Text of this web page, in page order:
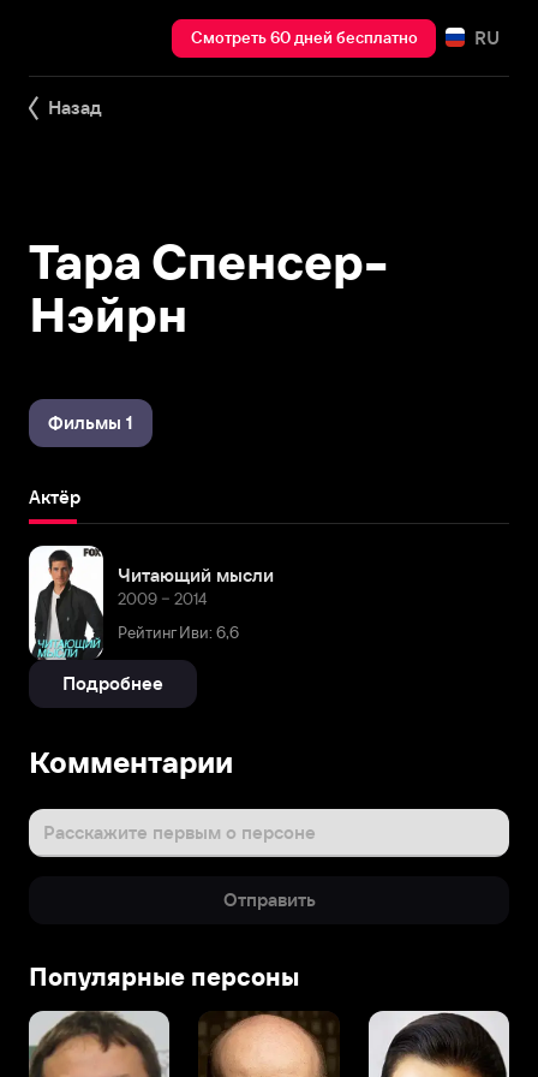
Смотреть 60 дней бесплатно RU
Назад
Тара Спенсер-
Нэйрн
Фильмы 1
Актёр
Читающий мысли
2009 – 2014
Рейтинг Иви: 6,6
Подробнее
Комментарии
Расскажите первым о персоне
Отправить
Популярные персоны